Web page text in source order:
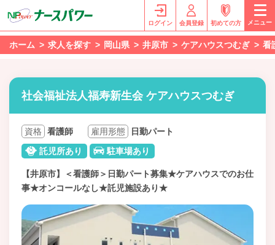
ログイン 会員登録 初めての方 メニュー
ホーム 求人を探す 岡山県 井原市 ケアハウスつむぎ 看
社会福祉法人福寿新生会 ケアハウスつむぎ
資格 看護師 雇用形態
日勤パート
託児所あり
駐車場あり
【井原市】＜看護師＞日勤パート募集★ケアハウスでのお仕
事★オンコールなし★託児施設あり★